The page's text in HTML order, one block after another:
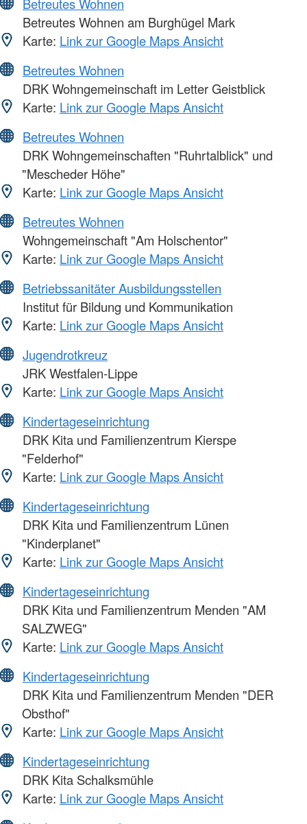
Betreutes Wohnen
Betreutes Wohnen am Burghügel Mark
Karte: Link zur Google Maps Ansicht
Betreutes Wohnen
DRK Wohngemeinschaft im Letter Geistblick
Karte: Link zur Google Maps Ansicht
Betreutes Wohnen
DRK Wohngemeinschaften "Ruhrtalblick" und
"Mescheder Höhe"
Karte: Link zur Google Maps Ansicht
Betreutes Wohnen
Wohngemeinschaft "Am Holschentor"
Karte: Link zur Google Maps Ansicht
Betriebssanitäter Ausbildungsstellen
Institut für Bildung und Kommunikation
Karte: Link zur Google Maps Ansicht
Jugendrotkreuz
JRK Westfalen-Lippe
Karte: Link zur Google Maps Ansicht
Kindertageseinrichtung
DRK Kita und Familienzentrum Kierspe
"Felderhof"
Karte: Link zur Google Maps Ansicht
Kindertageseinrichtung
DRK Kita und Familienzentrum Lünen
"Kinderplanet"
Karte: Link zur Google Maps Ansicht
Kindertageseinrichtung
DRK Kita und Familienzentrum Menden "AM
SALZWEG"
Karte: Link zur Google Maps Ansicht
Kindertageseinrichtung
DRK Kita und Familienzentrum Menden "DER
Obsthof"
Karte: Link zur Google Maps Ansicht
Kindertageseinrichtung
DRK Kita Schalksmühle
Karte: Link zur Google Maps Ansicht